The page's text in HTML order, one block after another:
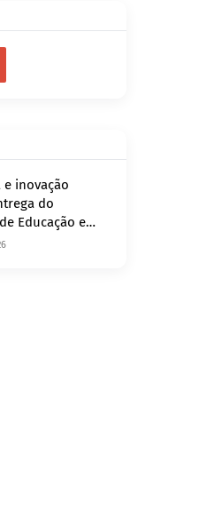
e inovação
do
Educação e
de Trânsito